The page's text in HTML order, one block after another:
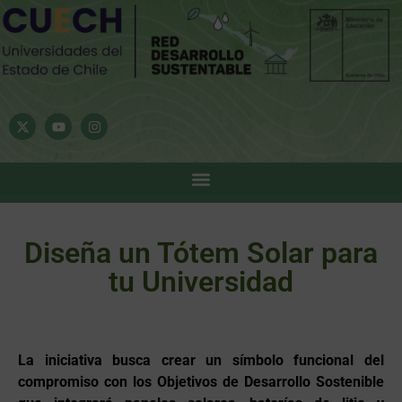
Diseña un Tótem Solar para
tu Universidad
La iniciativa busca crear un símbolo funcional del
compromiso con los Objetivos de Desarrollo Sostenible